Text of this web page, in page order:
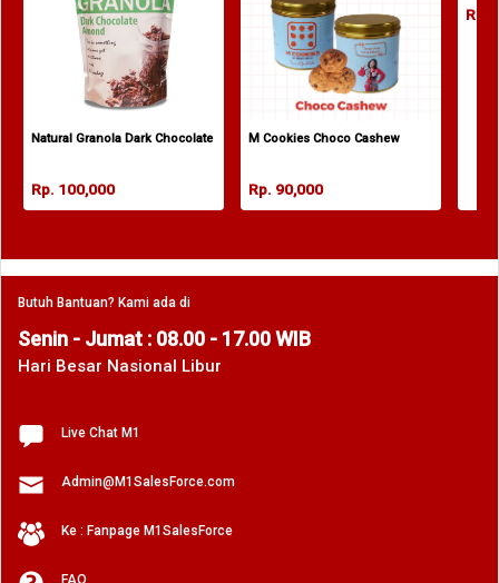
Natural Granola Dark Chocolate Almond 1000gr
Rp. 100,000
M Cookies Choco Cashew
Rp. 90,000
Rp.
Butuh Bantuan? Kami ada di
Senin - Jumat : 08.00 - 17.00 WIB
Hari Besar Nasional Libur
Live Chat M1
Admin@M1SalesForce.com
Ke : Fanpage M1SalesForce
FAQ